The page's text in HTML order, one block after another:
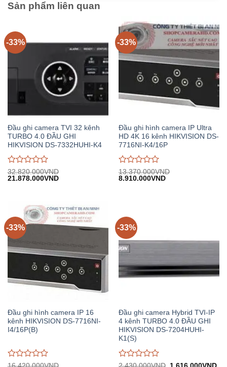
Sản phẩm liên quan
-33%
Đầu ghi camera TVI 32 kênh
TURBO 4.0 ĐẦU GHI
HIKVISION DS-7332HUHI-K4
Được
đánh
32.820.000VND
Giá
21.878.000VNDGiá
-33%
Đầu ghi hình camera IP Ultra
HD 4K 16 kênh HIKVISION DS-
7716NI-K4/16P
Được
đánh
13.370.000VND
Giá
8.910.000VNDGiá
-33%
Đầu ghi hình camera IP 16
kênh HIKVISION DS-7716NI-
I4/16P(B)
Được
-33%
Đầu ghi camera Hybrid TVI-IP
4 kênh TURBO 4.0 ĐẦU GHI
HIKVISION DS-7204HUHI-
K1(S)
Được Giá Giá